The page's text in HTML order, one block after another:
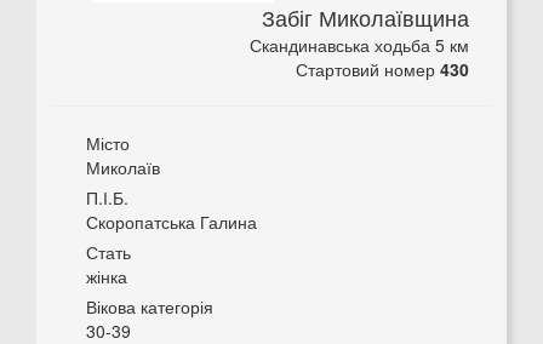
Забіг Миколаївщина
Скандинавська ходьба 5 км
Стартовий номер 430
Місто
Миколаїв
П.І.Б.
Скоропатська Галина
Стать
жінка
Вікова категорія
30-39